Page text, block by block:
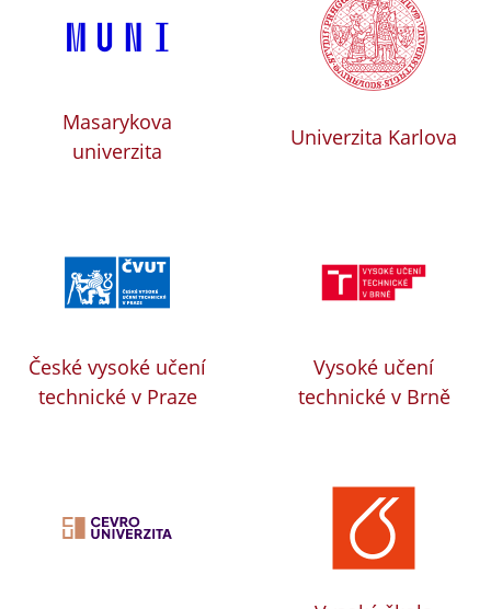
Masarykova
univerzita
Univerzita Karlova
České vysoké učení
technické v Praze
Vysoké učení
technické v Brně